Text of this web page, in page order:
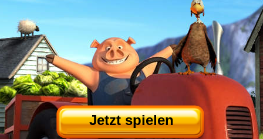
Jetzt spielen